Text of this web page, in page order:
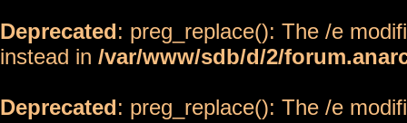
Deprecated: preg_replace(): The /e
instead in /var/www/sdb/d/2/
Deprecated: preg_replace(): The /e